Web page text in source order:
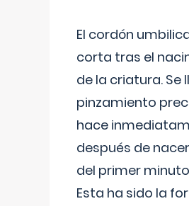
El cordón
corta tras el
de la criatura. Se
pinzamiento
hace
después de
del primer
Esta ha sido la